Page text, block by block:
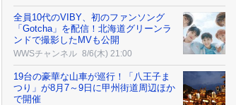
全員10代のVIBY、初のファンソング
「Gotcha」を配信！北海道グリーンラ
ンドで撮影したMVも公開
WWSチャンネル 8/6(木) 21:00
19台の豪華な山車が巡行！「八王子ま
つり」が8月7～9日に甲州街道周辺ほか
で開催